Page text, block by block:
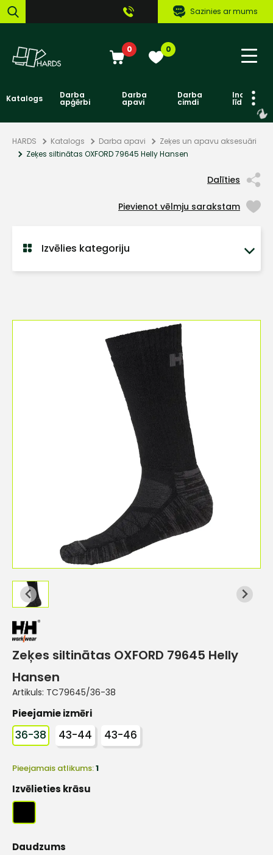
Sazinies ar mums
0 0
Katalogs Darba
apģērbi
Darba
apavi
Darba
cimdi līdzekļi
HARDS Katalogs Darba apavi
Zeķes un apavu aksesuāri
Zeķes siltinātas OXFORD 79645 Helly Hansen
Dalīties
Pievienot vēlmju sarakstam
Izvēlies kategoriju
Zeķes siltinātas OXFORD 79645 Helly
Hansen
Artikuls: TC79645/36-38
Pieejamie izmēri
36-38 43-44 43-46
Pieejamais atlikums:1
Izvēlieties krāsu
Daudzums